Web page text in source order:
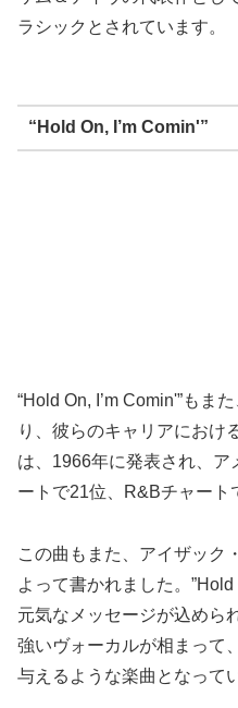
ラシックとされています。
“Hold On, I’m Comin'”
“Hold On, I’m Comin'”もま
り、彼らのキャリアにおけ
は、1966年に発表され、
ートで21位、R&Bチャート
この曲もまた、アイザック
よって書かれました。
元気なメッセージが込めら
強いヴォーカルが相まって
与えるような楽曲となって